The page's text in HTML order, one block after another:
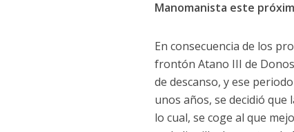
Manomanista este
En consecuencia de los
frontón Atano III de
de descanso, y ese
unos años, se decidió
lo cual, se coge al que